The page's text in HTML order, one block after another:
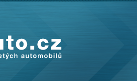
ojetých automobilů